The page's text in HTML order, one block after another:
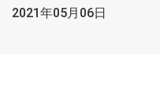
2021年05月06日